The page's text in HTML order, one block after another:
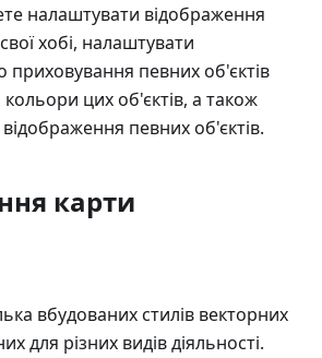
налаштувати відображення
хобі, налаштувати
приховування певних об'єктів
цих об'єктів, а також
певних об'єктів.
карти
вбудованих стилів векторних
для різних видів діяльності.